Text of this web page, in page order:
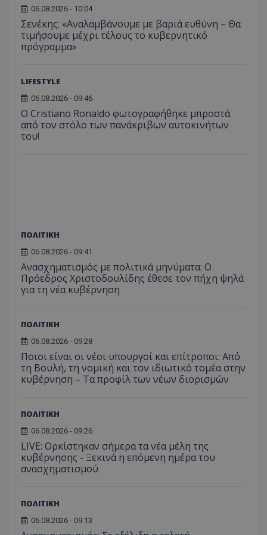
06.08.2026 - 10:04
Σενέκης: «Αναλαμβάνουμε με βαριά ευθύνη – Θα
τιμήσουμε μέχρι τέλους το κυβερνητικό
πρόγραμμα»
LIFESTYLE
06.08.2026 - 09:46
Ο Cristiano Ronaldo φωτογραφήθηκε μπροστά
από τον στόλο των πανάκριβων αυτοκινήτων
του!
ΠΟΛΙΤΙΚΗ
06.08.2026 - 09:41
Ανασχηματισμός με πολιτικά μηνύματα: Ο
Πρόεδρος Χριστοδουλίδης έθεσε τον πήχη ψηλά
για τη νέα κυβέρνηση
ΠΟΛΙΤΙΚΗ
06.08.2026 - 09:28
Ποιοι είναι οι νέοι υπουργοί και επίτροποι: Από
τη Βουλή, τη νομική και τον ιδιωτικό τομέα στην
κυβέρνηση – Τα προφίλ των νέων διορισμών
ΠΟΛΙΤΙΚΗ
06.08.2026 - 09:26
LIVE: Ορκίστηκαν σήμερα τα νέα μέλη της
κυβέρνησης - Ξεκινά η επόμενη ημέρα του
ανασχηματισμού
ΠΟΛΙΤΙΚΗ
06.08.2026 - 09:13
ASP.NET_SessionId
VISITOR_PRIVACY_METADATA